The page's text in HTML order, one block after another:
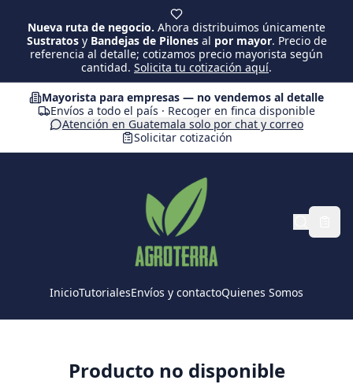
Nueva ruta de negocio. Ahora distribuimos únicamente
Sustratosy Bandejas de Pilonesal por mayor. Precio de
referencia al detalle; cotizamos precio mayorista según
cantidad. Solicita tu cotización aquí.
Mayorista para empresas — no vendemos al detalle
Envíos a todo el país · Recoger en finca disponible
Atención en Guatemala solo por chat y correo
Solicitar cotización
InicioTutorialesEnvíos y contactoQuienes Somos
Producto no disponible